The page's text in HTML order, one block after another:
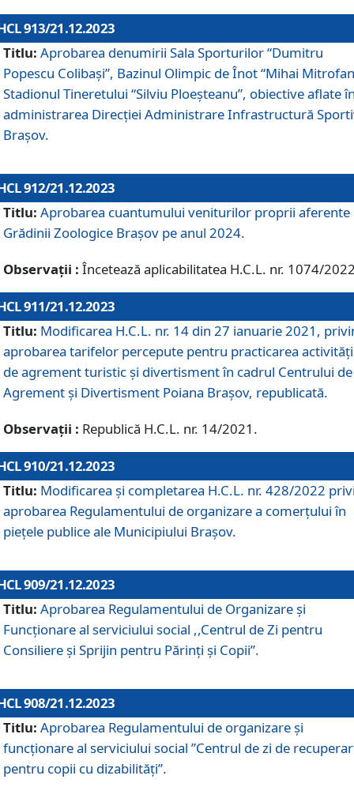
913/21.12.2023
Titlu: Aprobarea denumirii Sala Sporturilor “Dumitru
Popescu Colibași”, Bazinul Olimpic de Înot “Mihai
Stadionul Tineretului “Silviu Ploeșteanu”, obiective aflate
administrarea Direcției Administrare Infrastructură
Brașov.
912/21.12.2023
Titlu: Aprobarea cuantumului veniturilor proprii aferente
Grădinii Zoologice Braşov pe anul 2024.
Observații : Încetează aplicabilitatea H.C.L. nr. 1074/
911/21.12.2023
Titlu: Modificarea H.C.L. nr. 14 din 27 ianuarie 2021,
aprobarea tarifelor percepute pentru practicarea
de agrement turistic și divertisment în cadrul Centrului de
Agrement și Divertisment Poiana Brașov, republicată.
Observații : Republică H.C.L. nr. 14/2021.
910/21.12.2023
Titlu: Modificarea și completarea H.C.L. nr. 428/2022
aprobarea Regulamentului de organizare a comerțului în
piețele publice ale Municipiului Braşov.
909/21.12.2023
Titlu: Aprobarea Regulamentului de Organizare și
Funcționare al serviciului social ,,Centrul de Zi pentru
Consiliere şi Sprijin pentru Părinţi şi Copii”.
908/21.12.2023
Titlu: Aprobarea Regulamentului de organizare şi
funcţionare al serviciului social ”Centrul de zi de
pentru copii cu dizabilități”.